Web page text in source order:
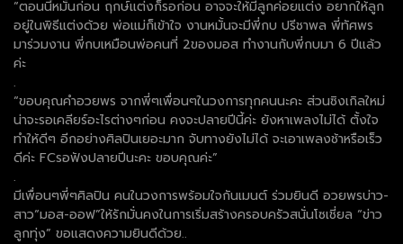
“ตอนนี้หมั้นก่อน ฤกษ์แต่งก็รอก่อน อาจจะให้มีลูกค่อยแต่ง อยากให้ลูก
อยู่ในพิธีแต่งด้วย พ่อแม่ก็เข้าใจ งานหมั้นจะมีพี่กบ ปรีชาพล พี่ทัศพร
มาร่วมงาน พี่กบเหมือนพ่อคนที่ 2ของมอส ทำงานกับพี่กบมา 6 ปีแล้ว
ค่ะ
.
“ขอบคุณคำอวยพร จากพี่ๆเพื่อนๆในวงการทุกคนนะคะ ส่วนซิงเกิลใหม่
น่าจะรอเคลียร์อะไรต่างๆก่อน คงจะปลายปีนี้ค่ะ ยังหาเพลงไม่ได้ ตั้งใจ
ทำให้ดีๆ อีกอย่างศิลปินเยอะมาก จับทางยังไม่ได้ จะเอาเพลงช้าหรือเร็ว
ดีค่ะ FCรอฟังปลายปีนะคะ ขอบคุณค่ะ”
.
มีเพื่อนๆพี่ๆศิลปิน คนในวงการพร้อมใจกันเมนต์ ร่วมยินดี อวยพรบ่าว-
สาว“มอส-ออฟ”ให้รักมั่นคงในการเริ่มสร้างครอบครัวสนั่นโซเชี่ยล “ข่าว
ลูกทุ่ง” ขอแสดงความยินดีด้วย..